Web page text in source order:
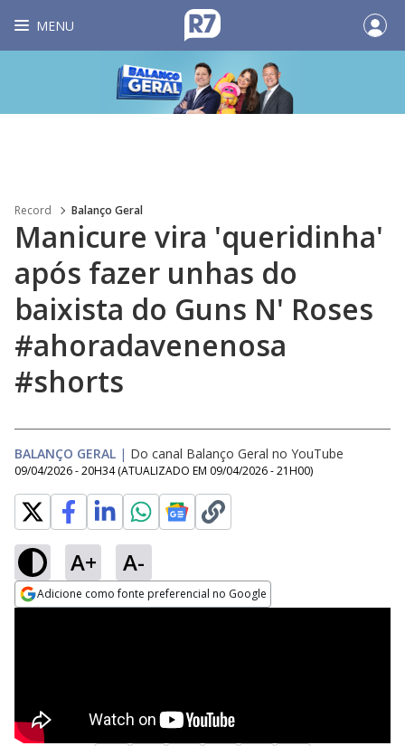
MENU
Record Balanço Geral
Manicure vira 'queridinha'
após fazer unhas do
baixista do Guns N' Roses
#ahoradavenenosa
#shorts
BALANÇO GERAL | Do canal Balanço Geral no YouTube
09/04/2026 - 20H34 (ATUALIZADO EM 09/04/2026 - 21H00)
A+ A-
Adicione como fonte preferencial no Google